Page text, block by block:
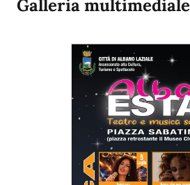
Galleria multimediale